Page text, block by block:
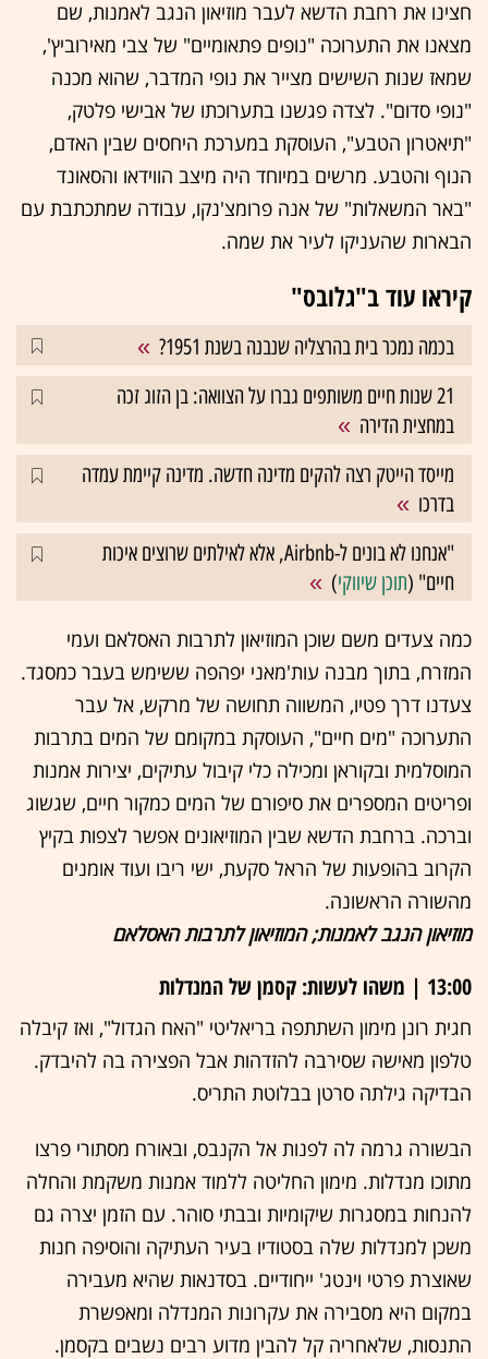
חצינו את רחבת הדשא לעבר מוזיאון הנגב לאמנות, שם
מצאנו את התערוכה "נופים פתאומיים" של צבי מאירוביץ',
שמאז שנות השישים מצייר את נופי המדבר, שהוא מכנה
"נופי סדום". לצדה פגשנו בתערוכתו של אבישי פלטק,
"תיאטרון הטבע", העוסקת במערכת היחסים שבין האדם,
הנוף והטבע. מרשים במיוחד היה מיצב הווידאו והסאונד
"באר המשאלות" של אנה פרומצ'נקו, עבודה שמתכתבת עם
הבארות שהעניקו לעיר את שמה.
קיראו עוד ב"גלובס"
בכמה נמכר בית בהרצליה שנבנה בשנת 1951?
21 שנות חיים משותפים גברו על הצוואה: בן הזוג זכה
במחצית הדירה
מייסד הייטק רצה להקים מדינה חדשה. מדינה קיימת עמדה
בדרכו
"אנחנו לא בונים ל-Airbnb, אלא לאילתים שרוצים איכות
חיים" (תוכן שיווקי)
כמה צעדים משם שוכן המוזיאון לתרבות האסלאם ועמי
המזרח, בתוך מבנה עות'מאני יפהפה ששימש בעבר כמסגד.
צעדנו דרך פטיו, המשווה תחושה של מרקש, אל עבר
התערוכה "מים חיים", העוסקת במקומם של המים בתרבות
המוסלמית ובקוראן ומכילה כלי קיבול עתיקים, יצירות אמנות
ופריטים המספרים את סיפורם של המים כמקור חיים, שגשוג
וברכה. ברחבת הדשא שבין המוזיאונים אפשר לצפות בקיץ
הקרוב בהופעות של הראל סקעת, ישי ריבו ועוד אומנים
מהשורה הראשונה.
מוזיאון הנגב לאמנות; המוזיאון לתרבות האסלאם
13:00 | משהו לעשות: קסמן של המנדלות
חגית רונן מימון השתתפה בריאליטי "האח הגדול", ואז קיבלה
טלפון מאישה שסירבה להזדהות אבל הפצירה בה להיבדק.
הבדיקה גילתה סרטן בבלוטת התריס.
הבשורה גרמה לה לפנות אל הקנבס, ובאורח מסתורי פרצו
מתוכו מנדלות. מימון החליטה ללמוד אמנות משקמת והחלה
להנחות במסגרות שיקומיות ובבתי סוהר. עם הזמן יצרה גם
משכן למנדלות שלה בסטודיו בעיר העתיקה והוסיפה חנות
שאוצרת פרטי וינטג' ייחודיים. בסדנאות שהיא מעבירה
במקום היא מסבירה את עקרונות המנדלה ומאפשרת
התנסות, שלאחריה קל להבין מדוע רבים נשבים בקסמן.